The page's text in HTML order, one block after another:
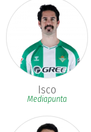
Isco
Mediapunta